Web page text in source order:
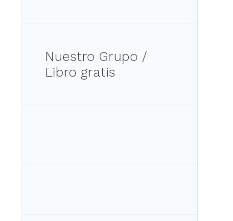
Nuestro Grupo /
Libro gratis